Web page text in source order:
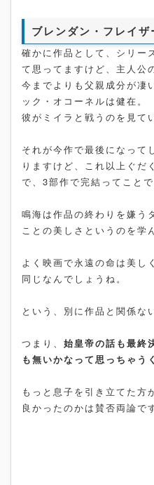
ブレンダン・フレイ
確かに作品として、シリー
て思ってますけど、主人公
今までよりも父親成分が凄
ック・オコーネルは健在。
彼がミイラと戦うのを見て
それが今作で最後になって
りますけど、これ以上ぐだ
で、3部作で完結ってことで
鳴海は作品の終わりを嫌う
ことの美しさというのを学
よく映画で永遠の命は美し
同じなんでしょうね。
という、別に作品と関係な
つまり、 始皇帝の話も最終
も無いかなって思っちゃう
もっと息子を引き立てた方
良かったのかは賛否両論で